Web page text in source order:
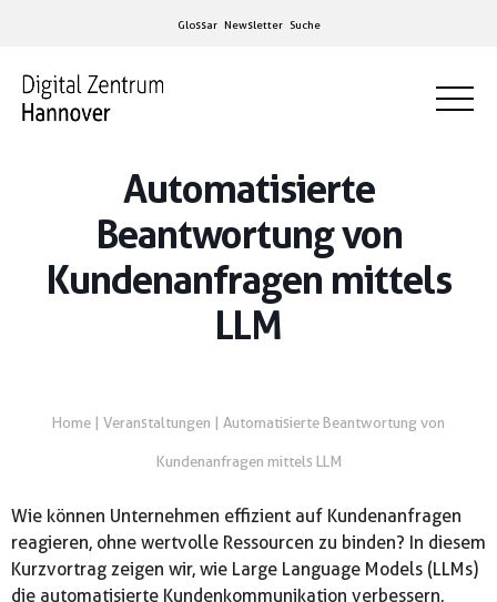
Glossar Newsletter Suche
Automatisierte
Beantwortung von
Kundenanfragen mittels
LLM
Home | Veranstaltungen | Automatisierte Beantwortung von
Kundenanfragen mittels LLM
Wie können Unternehmen effizient auf Kundenanfragen
reagieren, ohne wertvolle Ressourcen zu binden? In diesem
Kurzvortrag zeigen wir, wie Large Language Models (LLMs)
die automatisierte Kundenkommunikation verbessern,